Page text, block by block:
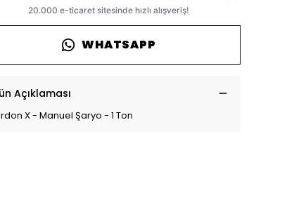
WHATSAPP
Açıklaması
X - Manuel Şaryo - 1 Ton